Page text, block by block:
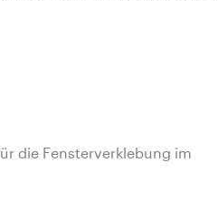
die Fensterverklebung im